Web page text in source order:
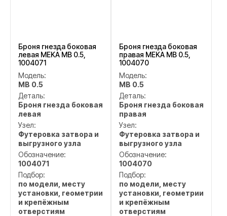
Броня гнезда боковая
левая MEKA MB 0.5,
1004071
Модель:
MB 0.5
Деталь:
Броня гнезда боковая
левая
Узел:
Футеровка затвора и
выгрузного узла
Обозначение:
1004071
Подбор:
по модели, месту
установки, геометрии
и крепёжным
отверстиям
Броня гнезда боковая
правая MEKA MB 0.5,
1004070
Модель:
MB 0.5
Деталь:
Броня гнезда боковая
правая
Узел:
Футеровка затвора и
выгрузного узла
Обозначение:
1004070
Подбор:
по модели, месту
установки, геометрии
и крепёжным
отверстиям